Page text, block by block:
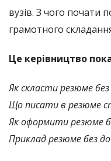
вузів. З чого почати
грамотного
Це керівництво
Як скласти резюме
Що писати в резюме
Як оформити резюме
Приклад резюме без